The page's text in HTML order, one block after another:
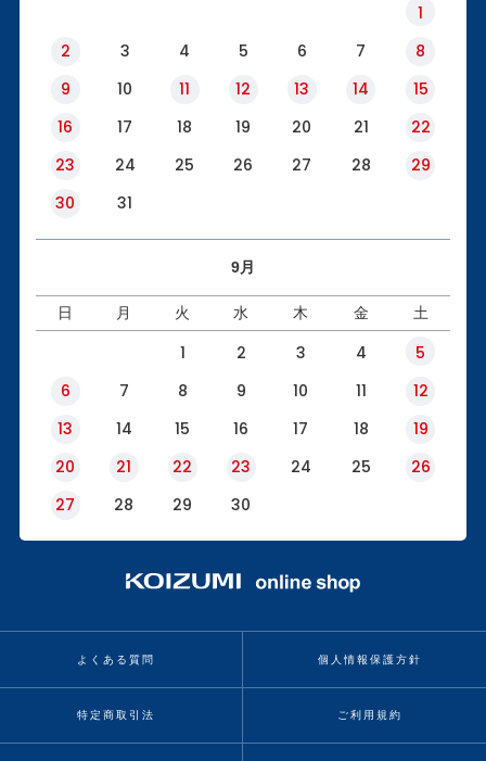
1
2
3 4 5 6 7
8
9
10 11 12 13 14
15
16
17 18 19 20 21
22
23
24 25 26 27 28
29
30
31
9月
日 月 火 水 木 金 土
1 2 3 4
5
6
7 8 9 10 11
12
13
14 15 16 17 18
19
20
21 22 23 24 25
26
27
28 29 30
よくある質問 個人情報保護方針
特定商取引法 ご利用規約